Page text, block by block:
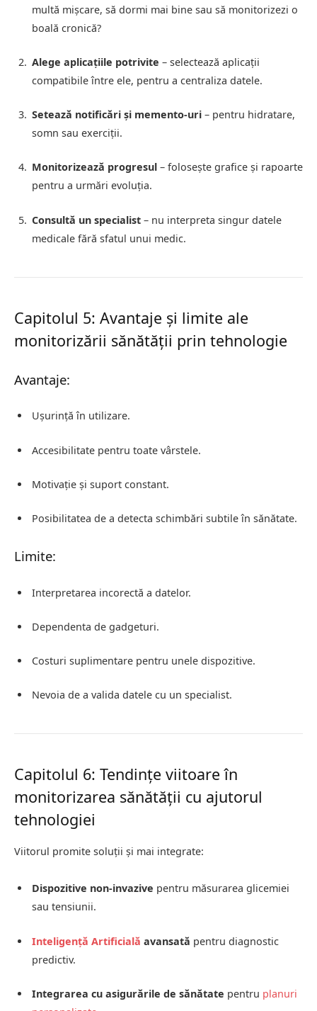
multă mișcare, să dormi mai bine sau să monitorizezi o
boală cronică?
Alege aplicațiile potrivite – selectează aplicații
compatibile între ele, pentru a centraliza datele.
Setează notificări și memento-uri – pentru hidratare,
somn sau exerciții.
Monitorizează progresul – folosește grafice și rapoarte
pentru a urmări evoluția.
Consultă un specialist – nu interpreta singur datele
medicale fără sfatul unui medic.
Capitolul 5: Avantaje și limite ale
monitorizării sănătății prin tehnologie
Avantaje:
Ușurință în utilizare.
Accesibilitate pentru toate vârstele.
Motivație și suport constant.
Posibilitatea de a detecta schimbări subtile în sănătate.
Limite:
Interpretarea incorectă a datelor.
Dependenta de gadgeturi.
Costuri suplimentare pentru unele dispozitive.
Nevoia de a valida datele cu un specialist.
Capitolul 6: Tendințe viitoare în
monitorizarea sănătății cu ajutorul
tehnologiei
Viitorul promite soluții și mai integrate:
Dispozitive non-invazive pentru măsurarea glicemiei
sau tensiunii.
Inteligență Artificială avansată pentru diagnostic
predictiv.
Integrarea cu asigurările de sănătate pentru planuri